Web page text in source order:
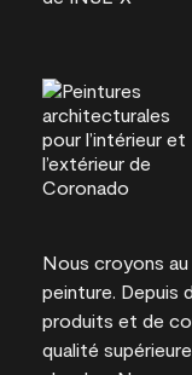
Nous croyons
peinture. Depuis
produits et de
qualité